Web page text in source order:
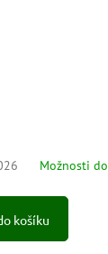
Možnosti
košíku